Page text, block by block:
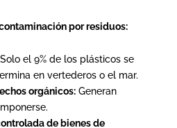
por residuos:
Solo el 9% de los plásticos se
en vertederos o el mar.
orgánicos: Generan
de bienes de